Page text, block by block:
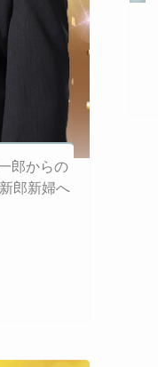
郎からの
郎新婦へ